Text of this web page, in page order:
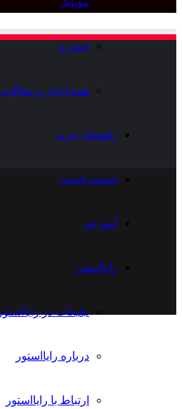
خودرو
همه اخبار و مقالات
راهنمای خرید
لیست قیمت
آموزش
رایااستور
تبلیغات در رایااستور
درباره رایااستور
ارتباط با رایااستور